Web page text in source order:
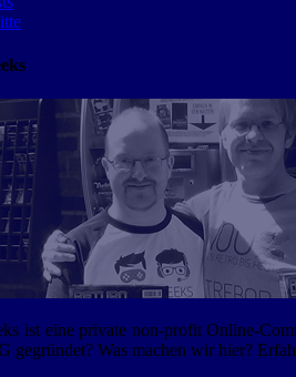
ist eine private non-profit Online-
gegründet? Was machen wir hier?